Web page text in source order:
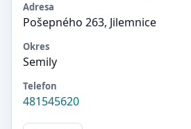
Adresa
Pošepného 263, Jilemnice
Okres
Semily
Telefon
481545620